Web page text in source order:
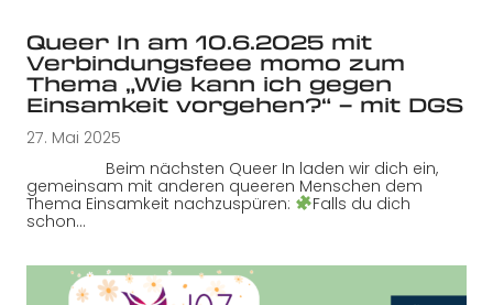
Queer In am 10.6.2025 mit
Verbindungsfeee momo zum
Thema „Wie kann ich gegen
Einsamkeit vorgehen?“ – mit DGS
27. Mai 2025
Beim nächsten Queer In laden wir dich ein,
gemeinsam mit anderen queeren Menschen dem
Thema Einsamkeit nachzuspüren:
Falls du dich
schon…